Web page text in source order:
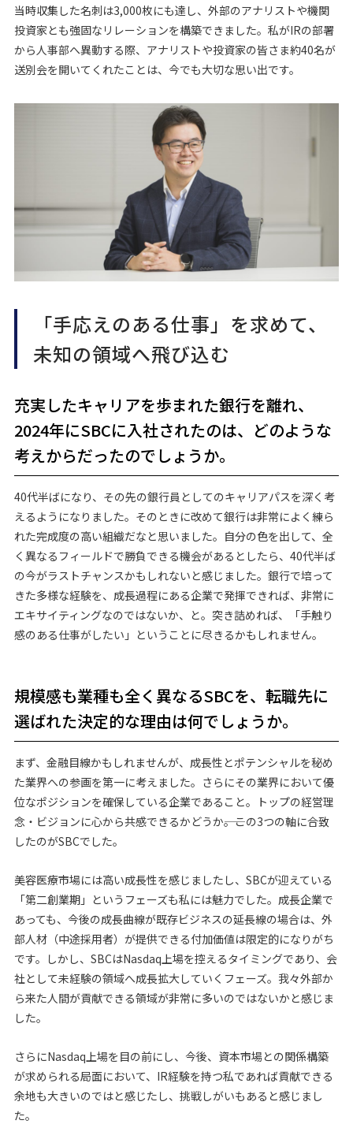
当時収集した名刺は3,000枚にも達し、外部のアナリストや機関
投資家とも強固なリレーションを構築できました。私がIRの部署
から人事部へ異動する際、アナリストや投資家の皆さま約40名が
送別会を開いてくれたことは、今でも大切な思い出です。
「手応えのある仕事」を求めて、
未知の領域へ飛び込む
充実したキャリアを歩まれた銀行を離れ、
2024年にSBCに入社されたのは、どのような
考えからだったのでしょうか。
40代半ばになり、その先の銀行員としてのキャリアパスを深く考
えるようになりました。そのときに改めて銀行は非常によく練ら
れた完成度の高い組織だなと思いました。自分の色を出して、全
く異なるフィールドで勝負できる機会があるとしたら、40代半ば
の今がラストチャンスかもしれないと感じました。銀行で培って
きた多様な経験を、成長過程にある企業で発揮できれば、非常に
エキサイティングなのではないか、と。突き詰めれば、「手触り
感のある仕事がしたい」ということに尽きるかもしれません。
規模感も業種も全く異なるSBCを、転職先に
選ばれた決定的な理由は何でしょうか。
まず、金融目線かもしれませんが、成長性とポテンシャルを秘め
た業界への参画を第一に考えました。さらにその業界において優
位なポジションを確保している企業であること。トップの経営理
念・ビジョンに心から共感できるかどうか――。この3つの軸に合致
したのがSBCでした。
美容医療市場には高い成長性を感じましたし、SBCが迎えている
「第二創業期」というフェーズも私には魅力でした。成長企業で
あっても、今後の成長曲線が既存ビジネスの延長線の場合は、外
部人材（中途採用者）が提供できる付加価値は限定的になりがち
です。しかし、SBCはNasdaq上場を控えるタイミングであり、会
社として未経験の領域へ成長拡大していくフェーズ。我々外部か
ら来た人間が貢献できる領域が非常に多いのではないかと感じま
した。
さらにNasdaq上場を目の前にし、今後、資本市場との関係構築
が求められる局面において、IR経験を持つ私であれば貢献できる
余地も大きいのではと感じたし、挑戦しがいもあると感じまし
た。